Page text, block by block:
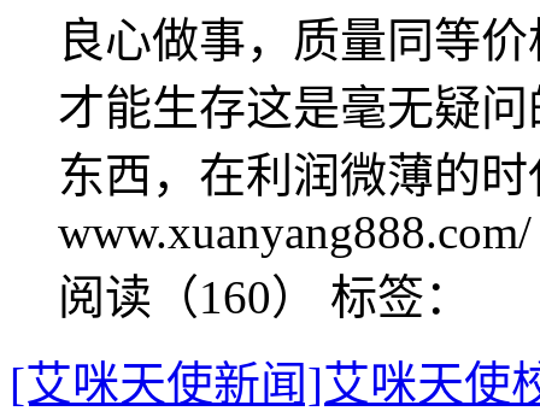
良心做事，质量同等
才能生存这是毫无疑
东西，在利润微薄的
www.xuanyang888.com/
阅读（160） 标签：
[艾咪天使新闻]艾咪天使